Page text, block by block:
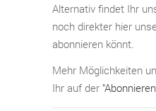
Alternativ findet Ihr
noch direkter hier
abonnieren könnt.
Mehr Möglichkeiten
Ihr auf der